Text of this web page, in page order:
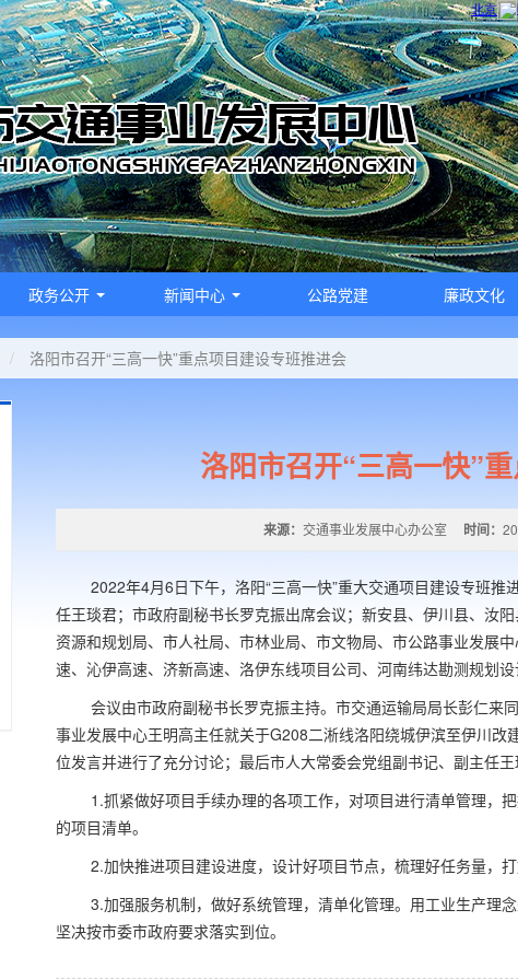
政务公开 新闻中心 公路党建 廉政文化
洛阳市召开“三高一快”重点项目建设专班推进会
洛阳市召开“三高一快”
来源： 交通事业发展中心办公室 时间：
2022年4月6日下午，洛阳“三高一快”重大交通项目建设专班推
任王琰君；市政府副秘书长罗克振出席会议；新安县、伊川县、汝
资源和规划局、市人社局、市林业局、市文物局、市公路事业发展
速、沁伊高速、济新高速、洛伊东线项目公司、河南纬达勘测规划设
会议由市政府副秘书长罗克振主持。市交通运输局局长彭仁来
事业发展中心王明高主任就关于G208二淅线洛阳绕城伊滨至伊川
位发言并进行了充分讨论；最后市人大常委会党组副书记、副主任王
1.抓紧做好项目手续办理的各项工作，对项目进行清单管理，
的项目清单。
2.加快推进项目建设进度，设计好项目节点，梳理好任务量，打
3.加强服务机制，做好系统管理，清单化管理。用工业生产理念
坚决按市委市政府要求落实到位。